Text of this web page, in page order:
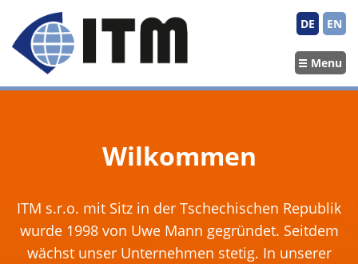
Menu
DE EN
Wilkommen
ITM s.r.o. mit Sitz in der Tschechischen Republik
wurde 1998 von Uwe Mann gegründet. Seitdem
wächst unser Unternehmen stetig. In unserer